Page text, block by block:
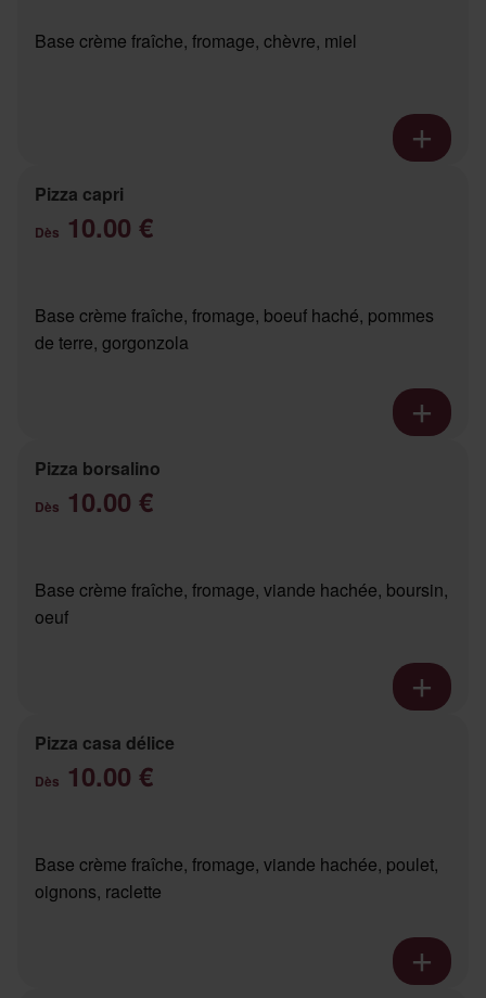
Base crème fraîche, fromage, chèvre, miel
Pizza capri
Dès 10.00 €
Base crème fraîche, fromage, boeuf haché, pommes
de terre, gorgonzola
Pizza borsalino
Dès 10.00 €
Base crème fraîche, fromage, viande hachée, boursin,
oeuf
Pizza casa délice
Dès 10.00 €
Base crème fraîche, fromage, viande hachée, poulet,
oignons, raclette